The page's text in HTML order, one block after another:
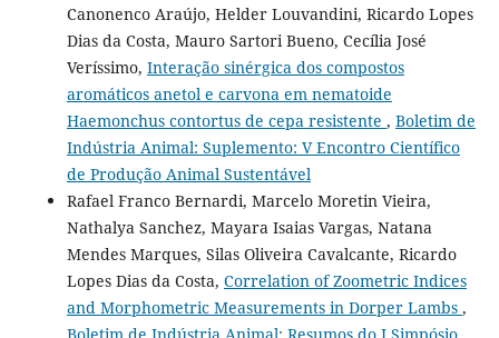
Canonenco Araújo, Helder Louvandini, Ricardo Lopes
Dias da Costa, Mauro Sartori Bueno, Cecília José
Veríssimo, Interação sinérgica dos compostos
aromáticos anetol e carvona em nematoide
Haemonchus contortus de cepa resistente , Boletim de
Indústria Animal: Suplemento: V Encontro Científico
de Produção Animal Sustentável
Rafael Franco Bernardi, Marcelo Moretin Vieira,
Nathalya Sanchez, Mayara Isaias Vargas, Natana
Mendes Marques, Silas Oliveira Cavalcante, Ricardo
Lopes Dias da Costa, Correlation of Zoometric Indices
and Morphometric Measurements in Dorper Lambs ,